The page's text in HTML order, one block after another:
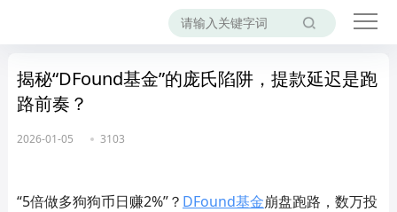
揭秘“DFound基金”的庞氏陷阱，提款延迟是跑
路前奏？
2026-01-05 3103
“5倍做多狗狗币日赚2%”？ DFound基金崩盘跑路，数万投